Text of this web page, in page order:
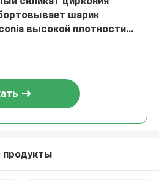
шарик
высокой плотности
продукты